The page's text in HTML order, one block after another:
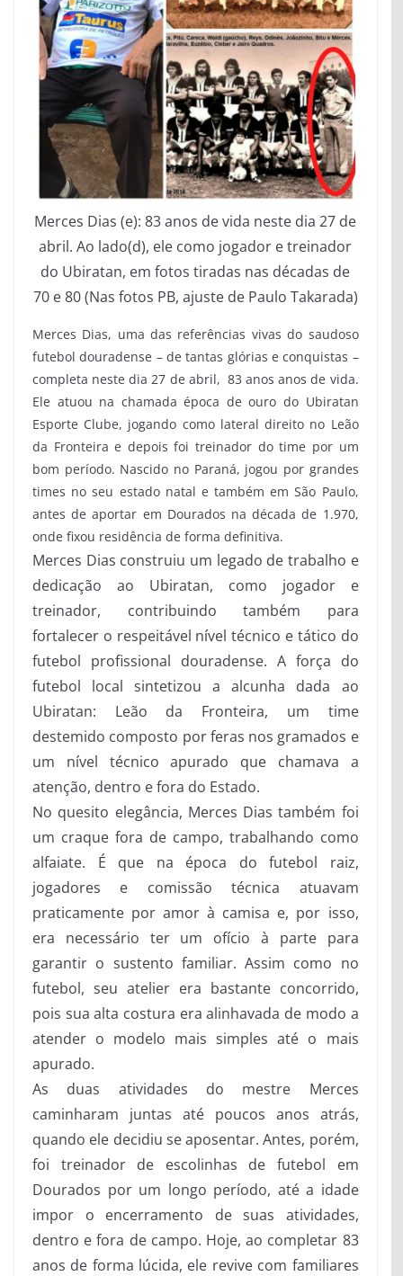
Merces Dias (e): 83 anos de vida neste dia 27 de
abril. Ao lado(d), ele como jogador e treinador
do Ubiratan, em fotos tiradas nas décadas de
70 e 80 (Nas fotos PB, ajuste de Paulo Takarada)
Merces Dias, uma das referências vivas do saudoso
futebol douradense – de tantas glórias e conquistas –
completa neste dia 27 de abril, 83 anos anos de vida.
Ele atuou na chamada época de ouro do Ubiratan
Esporte Clube, jogando como lateral direito no Leão
da Fronteira e depois foi treinador do time por um
bom período. Nascido no Paraná, jogou por grandes
times no seu estado natal e também em São Paulo,
antes de aportar em Dourados na década de 1.970,
onde fixou residência de forma definitiva.
Merces Dias construiu um legado de trabalho e
dedicação ao Ubiratan, como jogador e
treinador, contribuindo também para
fortalecer o respeitável nível técnico e tático do
futebol profissional douradense. A força do
futebol local sintetizou a alcunha dada ao
Ubiratan: Leão da Fronteira, um time
destemido composto por feras nos gramados e
um nível técnico apurado que chamava a
atenção, dentro e fora do Estado.
No quesito elegância, Merces Dias também foi
um craque fora de campo, trabalhando como
alfaiate. É que na época do futebol raiz,
jogadores e comissão técnica atuavam
praticamente por amor à camisa e, por isso,
era necessário ter um ofício à parte para
garantir o sustento familiar. Assim como no
futebol, seu atelier era bastante concorrido,
pois sua alta costura era alinhavada de modo a
atender o modelo mais simples até o mais
apurado.
As duas atividades do mestre Merces
caminharam juntas até poucos anos atrás,
quando ele decidiu se aposentar. Antes, porém,
foi treinador de escolinhas de futebol em
Dourados por um longo período, até a idade
impor o encerramento de suas atividades,
dentro e fora de campo. Hoje, ao completar 83
anos de forma lúcida, ele revive com familiares